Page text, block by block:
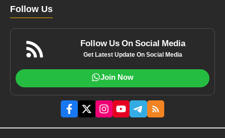
Follow Us
Follow Us On Social Media
Get Latest Update On Social Media
Join Now